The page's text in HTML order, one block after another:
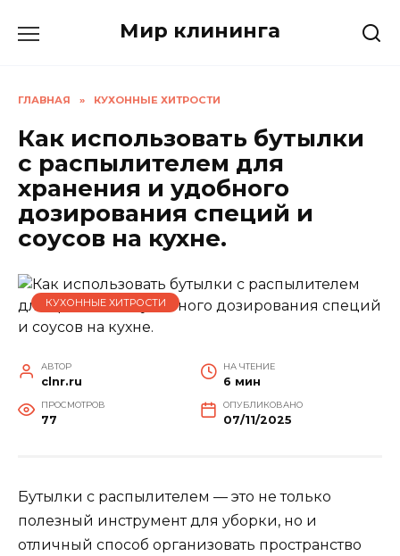
Мир клининга
ГЛАВНАЯ » КУХОННЫЕ ХИТРОСТИ
Как использовать бутылки
с распылителем для
хранения и удобного
дозирования специй и
соусов на кухне.
КУХОННЫЕ ХИТРОСТИ
АВТОР
clnr.ru
НА ЧТЕНИЕ
6 мин
ПРОСМОТРОВ
77
ОПУБЛИКОВАНО
07/11/2025
Бутылки с распылителем — это не только
полезный инструмент для уборки, но и
отличный способ организовать пространство